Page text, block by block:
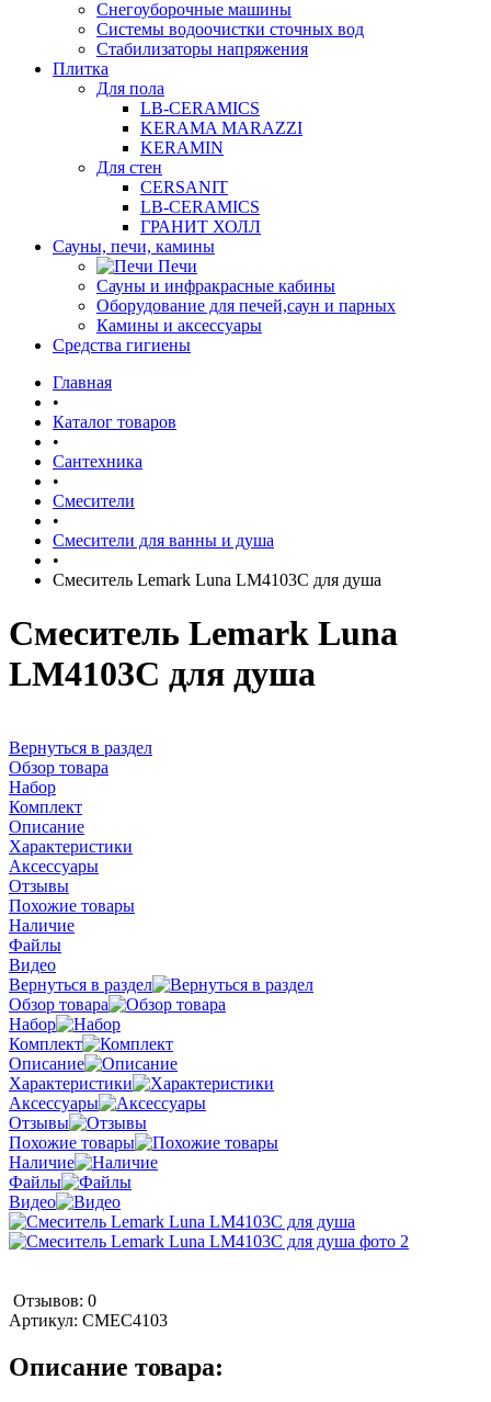
Снегоуборочные машины
Системы водоочистки сточных вод
Стабилизаторы напряжения
Плитка
Для пола
LB-CERAMICS
KERAMA MARAZZI
KERAMIN
Для стен
CERSANIT
LB-CERAMICS
ГРАНИТ ХОЛЛ
Сауны, печи, камины
Печи
Сауны и инфракрасные кабины
Оборудование для печей,саун и парных
Камины и аксессуары
Средства гигиены
Главная
•
Каталог товаров
•
Сантехника
•
Смесители
•
Смесители для ванны и душа
•
Смеситель Lemark Luna LM4103C для душа
Смеситель Lemark Luna
LM4103C для душа
Вернуться в раздел
Обзор товара
Набор
Комплект
Описание
Характеристики
Аксессуары
Отзывы
Похожие товары
Наличие
Файлы
Видео
Вернуться в раздел
Обзор товара
Набор
Комплект
Описание
Характеристики
Аксессуары
Отзывы
Похожие товары
Наличие
Файлы
Видео
Отзывов: 0
Артикул: СМЕС4103
Описание товара: